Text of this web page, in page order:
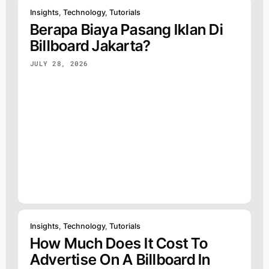
Insights Technology, Tutorials
Berapa Biaya Pasang Iklan Di
Billboard Jakarta?
JULY 28, 2026
Insights, Technology, Tutorials
How Much Does It Cost To
Advertise On A Billboard In